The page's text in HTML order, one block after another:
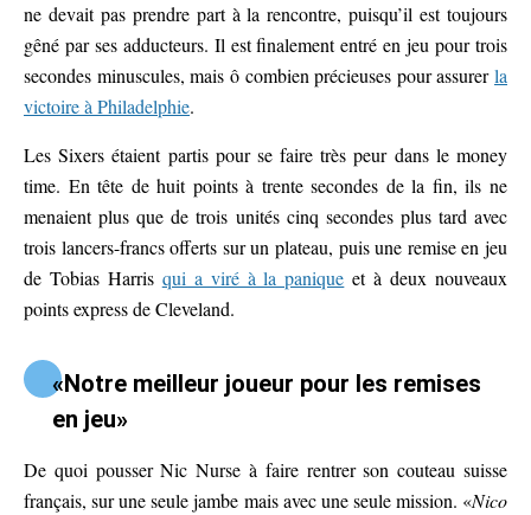
ne devait pas prendre part à la rencontre, puisqu’il est toujours
gêné par ses adducteurs. Il est finalement entré en jeu pour trois
secondes minuscules, mais ô combien précieuses pour assurerla
victoire à Philadelphie.
Les Sixers étaient partis pour se faire très peur dans le money
time. En tête de huit points à trente secondes de la fin, ils ne
menaient plus que de trois unités cinq secondes plus tard avec
trois lancers-francs offerts sur un plateau, puis une remise en jeu
de Tobias Harris qui a viré à la panique et à deux nouveaux
points express de Cleveland.
«Notre meilleur joueur pour les remises
en jeu»
De quoi pousser Nic Nurse à faire rentrer son couteau suisse
français, sur une seule jambe mais avec une seule mission. «Nico